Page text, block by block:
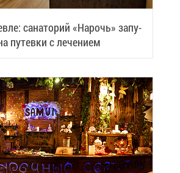
са­на­то­рий «На­рочь» за­пу­
пу­тев­ки с ле­че­ни­ем